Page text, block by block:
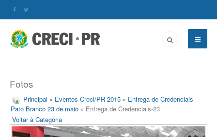
Fotos
Principal » Eventos Creci/PR 2015 » Entrega de Credenciais -
Pato Branco 23 de maio » Entrega de Credenciais-23
Voltar à Categoria